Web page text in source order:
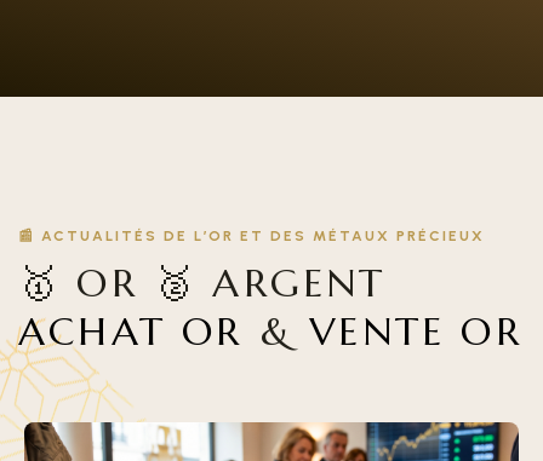
📰 ACTUALITÉS DE L’OR ET DES MÉTAUX PRÉCIEUX
🥇 OR 🥈 ARGENT
ACHAT OR &VENTE OR